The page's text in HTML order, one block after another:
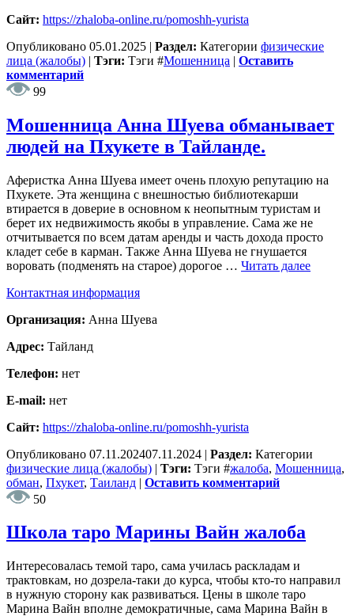
Сайт: https://zhaloba-online.ru/pomoshh-yurista
Опубликовано 05.01.2025 | Раздел: Категории физические
лица (жалобы) | Тэги: Тэги #Мошенница | Оставить
комментарий
99
Мошенница Анна Шуева обманывает
людей на Пхукете в Тайланде.
Аферистка Анна Шуева имеет очень плохую репутацию на
Пхукете. Эта женщина с внешностью библиотекарши
втирается в доверие в основном к неопытным туристам и
берет их недвижимость якобы в управление. Сама же не
отчитывается по всем датам аренды и часть дохода просто
кладет себе в карман. Также Анна Шуева не гнушается
воровать (подменять на старое) дорогое … Читать далее
Контактная информация
Организация: Анна Шуева
Адрес: Тайланд
Телефон: нет
E-mail: нет
Сайт: https://zhaloba-online.ru/pomoshh-yurista
Опубликовано 07.11.202407.11.2024 | Раздел: Категории
физические лица (жалобы) | Тэги: Тэги #жалоба, Мошенница,
обман, Пхукет, Таиланд | Оставить комментарий
50
Школа таро Марины Вайн жалоба
Интересовалась темой таро, сама училась раскладам и
трактовкам, но дозрела-таки до курса, чтобы кто-то направил
в нужную сторону как развиваться. Цены в школе таро
Марина Вайн вполне демократичные, сама Марина Вайн в